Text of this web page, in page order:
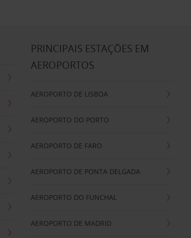
PRINCIPAIS ESTAÇÕES EM
AEROPORTOS
AEROPORTO DE LISBOA
AEROPORTO DO PORTO
AEROPORTO DE FARO
AEROPORTO DE PONTA DELGADA
AEROPORTO DO FUNCHAL
AEROPORTO DE MADRID